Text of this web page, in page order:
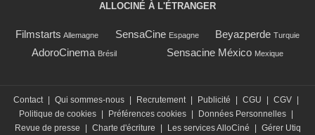
ALLOCINÉ À L'ÉTRANGER
Filmstarts Allemagne SensaCine Espagne Beyazperde Turquie
AdoroCinema Brésil Sensacine México Mexique
Contact Qui sommes-nous Recrutement Publicité CGU CGV
Politique de cookies
Préférences cookies Données Personnelles
Revue de presse
Charte d'écriture Les services AlloCiné Gérer Utiq